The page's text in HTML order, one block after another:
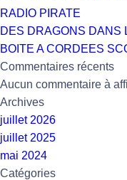
RADIO PIRATE
DES DRAGONS DANS
BOITE A CORDEES
Commentaires récents
Aucun commentaire à
Archives
juillet 2026
juillet 2025
mai 2024
Catégories